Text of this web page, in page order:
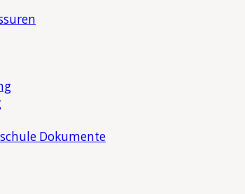
Dokumente